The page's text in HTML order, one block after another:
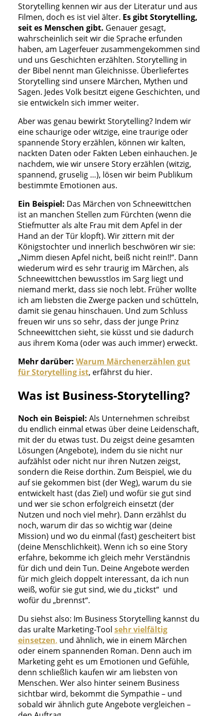
Storytelling kennen wir aus der Literatur und aus
Filmen, doch es ist viel älter. Es gibt Storytelling,
seit es Menschen gibt. Genauer gesagt,
wahrscheinlich seit wir die Sprache erfunden
haben, am Lagerfeuer zusammengekommen sind
und uns Geschichten erzählten. Storytelling in
der Bibel nennt man Gleichnisse. Überliefertes
Storytelling sind unsere Märchen, Mythen und
Sagen. Jedes Volk besitzt eigene Geschichten, und
sie entwickeln sich immer weiter.
Aber was genau bewirkt Storytelling? Indem wir
eine schaurige oder witzige, eine traurige oder
spannende Story erzählen, können wir kalten,
nackten Daten oder Fakten Leben einhauchen. Je
nachdem, wie wir unsere Story erzählen (witzig,
spannend, gruselig …), lösen wir beim Publikum
bestimmte Emotionen aus.
Ein Beispiel: Das Märchen von Schneewittchen
ist an manchen Stellen zum Fürchten (wenn die
Stiefmutter als alte Frau mit dem Apfel in der
Hand an der Tür klopft). Wir zittern mit der
Königstochter und innerlich beschwören wir sie:
„Nimm diesen Apfel nicht, beiß nicht rein!!“. Dann
wiederum wird es sehr traurig im Märchen, als
Schneewittchen bewusstlos im Sarg liegt und
niemand merkt, dass sie noch lebt. Früher wollte
ich am liebsten die Zwerge packen und schütteln,
damit sie genau hinschauen. Und zum Schluss
freuen wir uns so sehr, dass der junge Prinz
Schneewittchen sieht, sie küsst und sie dadurch
aus ihrem Koma (oder was auch immer) erweckt.
Mehr darüber: Warum Märchenerzählen gut
für Storytelling ist, erfährst du hier.
Was ist Business-Storytelling?
Noch ein Beispiel: Als Unternehmen schreibst
du endlich einmal etwas über deine Leidenschaft,
mit der du etwas tust. Du zeigst deine gesamten
Lösungen (Angebote), indem du sie nicht nur
aufzählst oder nicht nur ihren Nutzen zeigst,
sondern die Reise dorthin. Zum Beispiel, wie du
auf sie gekommen bist (der Weg), warum du sie
entwickelt hast (das Ziel) und wofür sie gut sind
und wer sie schon erfolgreich einsetzt (der
Nutzen und noch viel mehr). Dann erzählst du
noch, warum dir das so wichtig war (deine
Mission) und wo du einmal (fast) gescheitert bist
(deine Menschlichkeit). Wenn ich so eine Story
erfahre, bekomme ich gleich mehr Verständnis
für dich und dein Tun. Deine Angebote werden
für mich gleich doppelt interessant, da ich nun
weiß, wofür sie gut sind, wie du „tickst“ und
wofür du „brennst“.
Du siehst also: Im Business Storytelling kannst du
das uralte Marketing-Tool sehr vielfältig
einsetzen, und ähnlich, wie in einem Märchen
oder einem spannenden Roman. Denn auch im
Marketing geht es um Emotionen und Gefühle,
denn schließlich kaufen wir am liebsten von
Menschen. Wer also hinter seinem Business
sichtbar wird, bekommt die Sympathie – und
sobald wir ähnlich gute Angebote vergleichen –